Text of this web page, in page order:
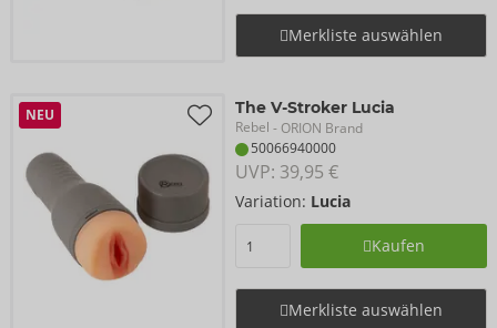
Merkliste auswählen
NEU The V-Stroker Lucia
Rebel - ORION Brand
50066940000
UVP: 39,95 €
Variation: Lucia
Kaufen
Merkliste auswählen